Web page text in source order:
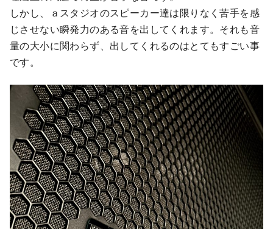
しかし、ａスタジオのスピーカー達は限りなく苦手を感
じさせない瞬発力のある音を出してくれます。それも音
量の大小に関わらず、出してくれるのはとてもすごい事
です。